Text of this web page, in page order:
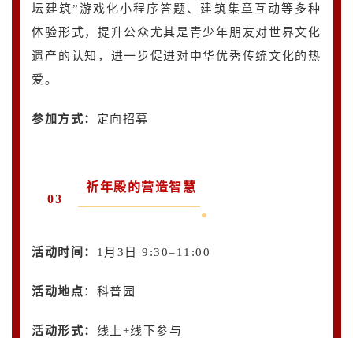
坛建筑”游戏化小程序答题、建筑集章互动等多种
体验形式，提升公众尤其是青少年朋友对世界文化
遗产的认知，进一步促进对中华优秀传统文化的热
爱。
参加方式： 定向招募
03
祈年殿的营造智慧
活动时间： 1月3日 9:30–11:00
活动地点：科普园
活动形式： 线上+线下参与